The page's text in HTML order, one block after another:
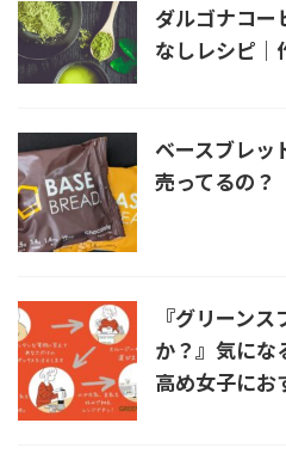
ダルゴナコー
なしレシピ｜
ベースブレッ
売ってるの？
『グリーン
か？』気にな
高め女子にお